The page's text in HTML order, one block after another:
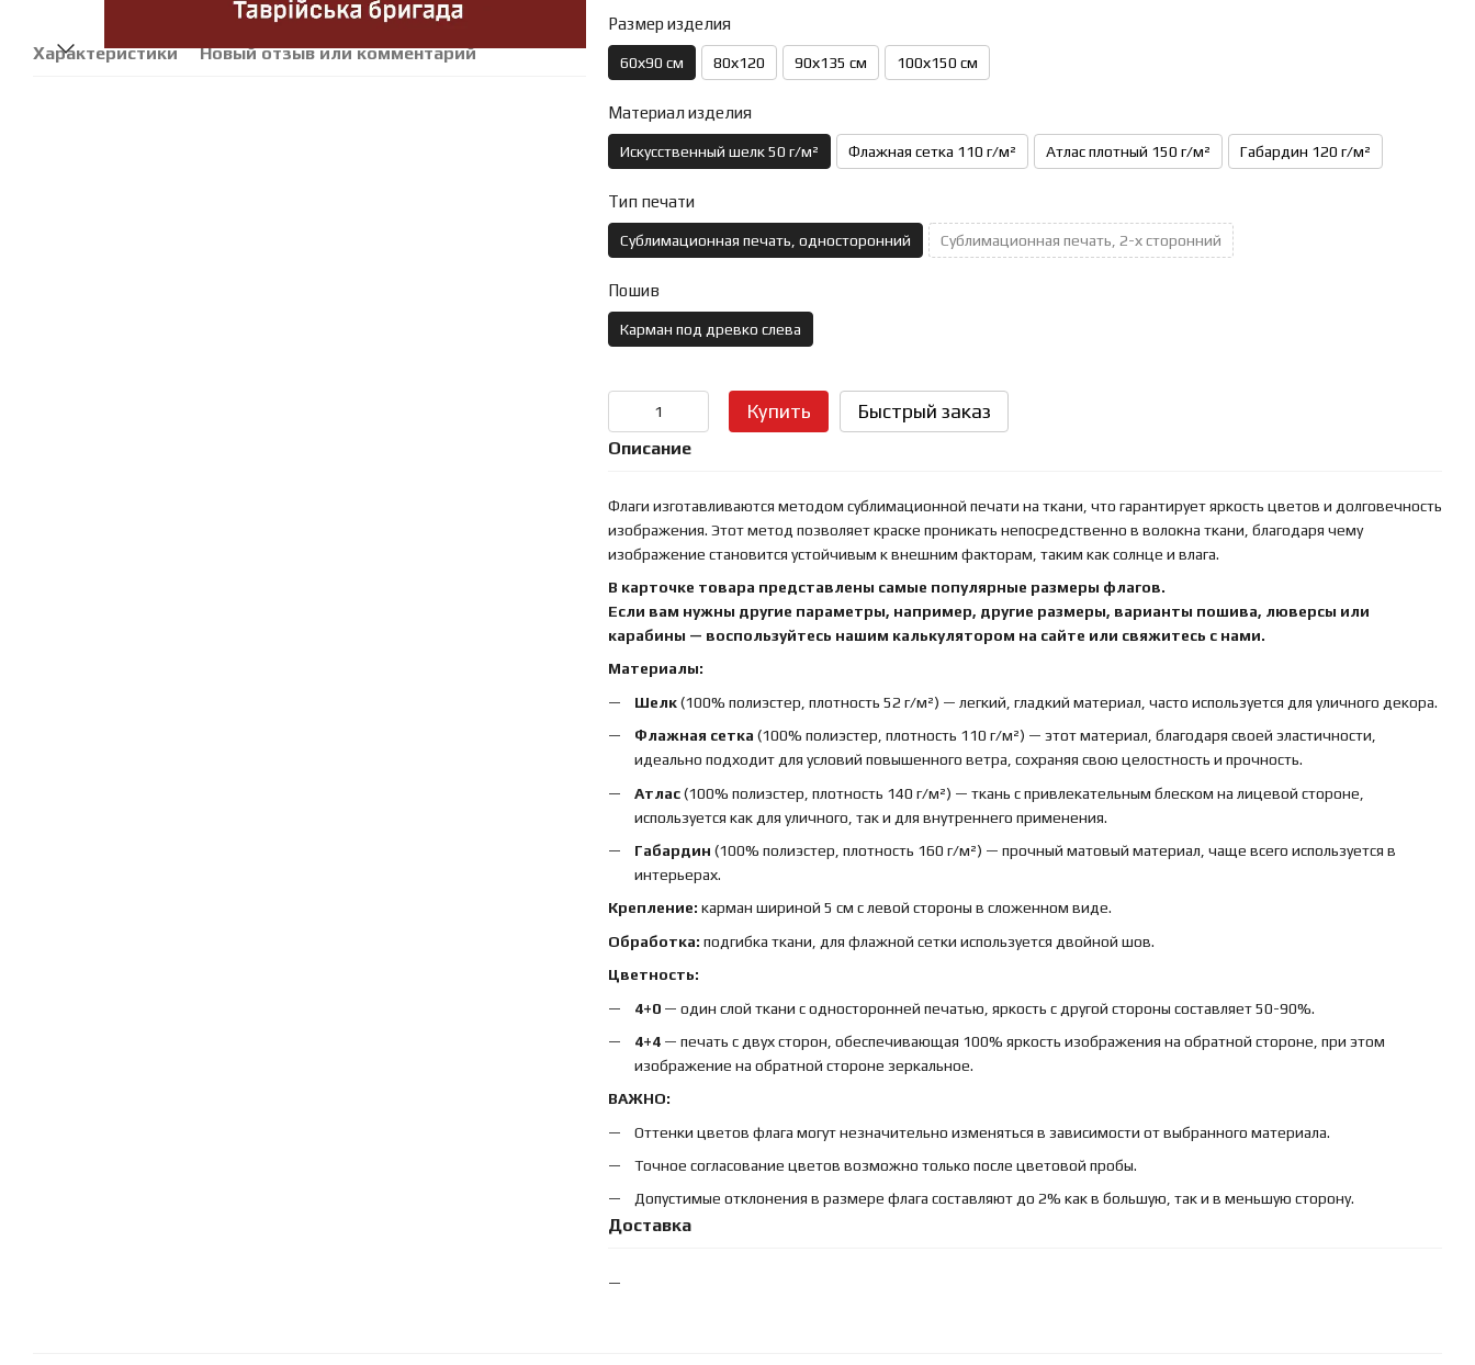
Характеристики Новый отзыв или комментарий
Размер изделия
60х90 см 80х120 90х135 см 100х150 см
Материал изделия
Искусственный шелк 50 г/м² Флажная сетка 110 г/м² Атлас плотный 150 г/м² Габардин 120 г/м²
Тип печати
Сублимационная печать, односторонний Сублимационная печать, 2-х сторонний
Пошив
Карман под древко слева
Купить Быстрый заказ
Описание
Флаги изготавливаются методом сублимационной печати на ткани, что гарантирует яркость цветов и долговечность
изображения. Этот метод позволяет краске проникать непосредственно в волокна ткани, благодаря чему
изображение становится устойчивым к внешним факторам, таким как солнце и влага.
В карточке товара представлены самые популярные размеры флагов.
Если вам нужны другие параметры, например, другие размеры, варианты пошива, люверсы или
карабины — воспользуйтесь нашим калькулятором на сайте или свяжитесь с нами.
Материалы:
Шелк(100% полиэстер, плотность 52 г/м²) — легкий, гладкий материал, часто используется для уличного декора.
Флажная сетка (100% полиэстер, плотность 110 г/м²) — этот материал, благодаря своей эластичности,
идеально подходит для условий повышенного ветра, сохраняя свою целостность и прочность.
Атлас(100% полиэстер, плотность 140 г/м²) — ткань с привлекательным блеском на лицевой стороне,
используется как для уличного, так и для внутреннего применения.
Габардин (100% полиэстер, плотность 160 г/м²) — прочный матовый материал, чаще всего используется в
интерьерах.
Крепление: карман шириной 5 см с левой стороны в сложенном виде.
Обработка: подгибка ткани, для флажной сетки используется двойной шов.
Цветность:
4+0— один слой ткани с односторонней печатью, яркость с другой стороны составляет 50-90%.
4+4— печать с двух сторон, обеспечивающая 100% яркость изображения на обратной стороне, при этом
изображение на обратной стороне зеркальное.
ВАЖНО:
Оттенки цветов флага могут незначительно изменяться в зависимости от выбранного материала.
Точное согласование цветов возможно только после цветовой пробы.
Допустимые отклонения в размере флага составляют до 2% как в большую, так и в меньшую сторону.
Доставка